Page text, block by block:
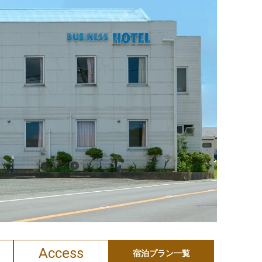
Access 宿泊プラン一覧